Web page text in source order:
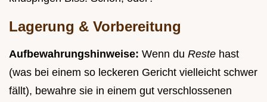
Lagerung & Vorbereitung
Aufbewahrungshinweise: Wenn du Reste hast
(was bei einem so leckeren Gericht vielleicht schwer
fällt), bewahre sie in einem gut verschlossenen